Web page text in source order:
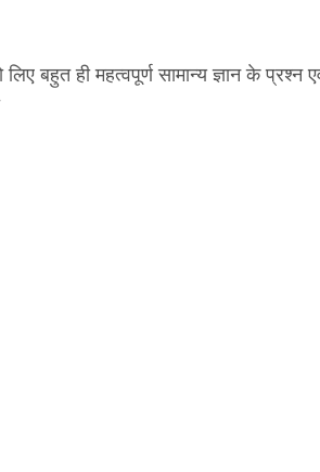
ही महत्‍वपूर्ण सामान्‍य ज्ञान के प्रश्‍न